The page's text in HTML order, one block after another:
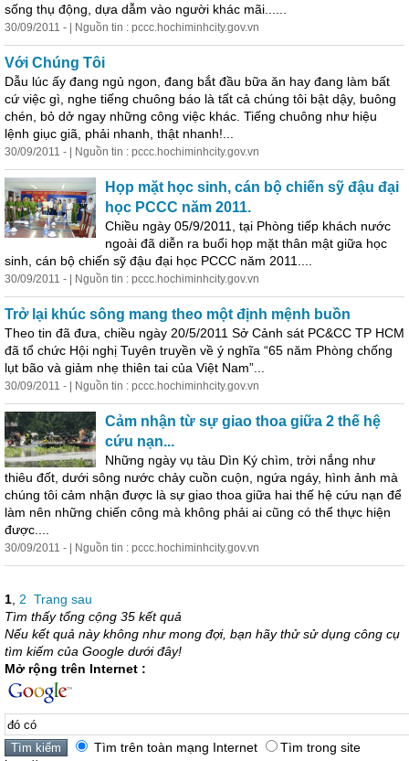
sống thụ động, dựa dẫm vào người khác mãi......
30/09/2011 - | Nguồn tin : pccc.hochiminhcity.gov.vn
Với Chúng Tôi
Dẫu lúc ấy đang ngủ ngon, đang bắt đầu bữa ăn hay đang làm bất
cứ việc gì, nghe tiếng chuông báo là tất cả chúng tôi bật dậy, buông
chén, bỏ dở ngay những công việc khác. Tiếng chuông như hiệu
lệnh giục giã, phải nhanh, thật nhanh!...
30/09/2011 - | Nguồn tin : pccc.hochiminhcity.gov.vn
Họp mặt học sinh, cán bộ chiến sỹ đậu đại
học PCCC năm 2011.
Chiều ngày 05/9/2011, tại Phòng tiếp khách nước
ngoài đã diễn ra buổi họp mặt thân mật giữa học
sinh, cán bộ chiến sỹ đậu đại học PCCC năm 2011....
30/09/2011 - | Nguồn tin : pccc.hochiminhcity.gov.vn
Trở lại khúc sông mang theo một định mệnh buồn
Theo tin đã đưa, chiều ngày 20/5/2011 Sở Cảnh sát PC&CC TP HCM
đã tổ chức Hội nghị Tuyên truyền về ý nghĩa “65 năm Phòng chống
lụt bão và giảm nhẹ thiên tai của Việt Nam”...
30/09/2011 - | Nguồn tin : pccc.hochiminhcity.gov.vn
Cảm nhận từ sự giao thoa giữa 2 thế hệ
cứu nạn...
Những ngày vụ tàu Dìn Ký chìm, trời nắng như
thiêu đốt, dưới sông nước chảy cuồn cuộn, ngứa ngáy, hình ảnh mà
chúng tôi cảm nhận được là sự giao thoa giữa hai thế hệ cứu nạn để
làm nên những chiến công mà không phải ai cũng có thể thực hiện
được....
30/09/2011 - | Nguồn tin : pccc.hochiminhcity.gov.vn
1 2 Trang sau
Tìm thấy tổng cộng 35 kết quả
Nếu kết quả này không như mong đợi, bạn hãy thử sử dụng công cụ
tìm kiếm của Google dưới đây!
Mở rộng trên Internet :
Tìm trên toàn mạng Internet
Tìm trong site